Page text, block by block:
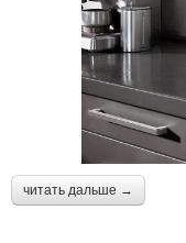
читать дальше →